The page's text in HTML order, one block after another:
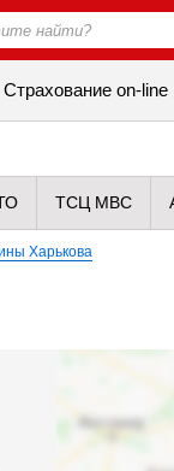
Cтрахование on-line
ТСЦ МВС
Харькова